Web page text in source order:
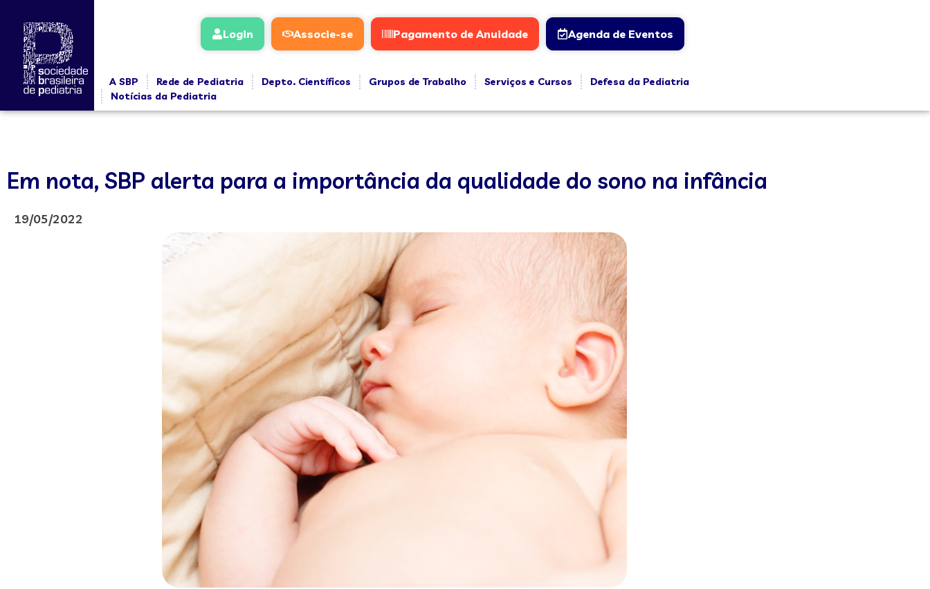
Login Associe-se Pagamento de Anuidade Agenda de Eventos
A SBP Rede de Pediatria Depto. Científicos Grupos de Trabalho Serviços e Cursos
Defesa da Pediatria
Notícias da Pediatria
Em nota, SBP alerta para a importância da qualidade do sono na infância
19/05/2022